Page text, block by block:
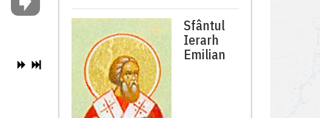
Sfântul
Ierarh
Emilian